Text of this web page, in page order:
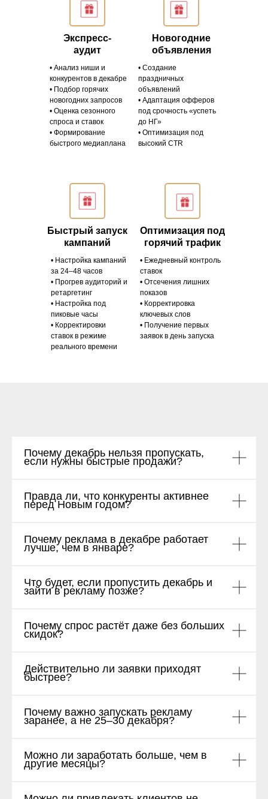
Экспресс-
аудит
Новогодние
объявления
Быстрый запуск
кампаний
Оптимизация под
горячий трафик
• Анализ ниши и
конкурентов в декабре
• Подбор горячих
новогодних запросов
• Оценка сезонного
спроса и ставок
• Формирование
быстрого медиаплана
• Создание
праздничных
объявлений
• Адаптация офферов
под срочность «успеть
до НГ»
• Оптимизация под
высокий CTR
• Настройка кампаний
за 24–48 часов
• Прогрев аудиторий и
ретаргетинг
• Настройка под
пиковые часы
• Корректировки
ставок в режиме
реального времени
• Ежедневный контроль
ставок
• Отсечения лишних
показов
• Корректировка
ключевых слов
• Получение первых
заявок в день запуска
Почему декабрь нельзя пропускать,
если нужны быстрые продажи?
Правда ли, что конкуренты активнее
перед Новым годом?
Почему реклама в декабре работает
лучше, чем в январе?
Что будет, если пропустить декабрь и
зайти в рекламу позже?
Почему спрос растёт даже без больших
скидок?
Действительно ли заявки приходят
быстрее?
Почему важно запускать рекламу
заранее, а не 25–30 декабря?
Можно ли заработать больше, чем в
другие месяцы?